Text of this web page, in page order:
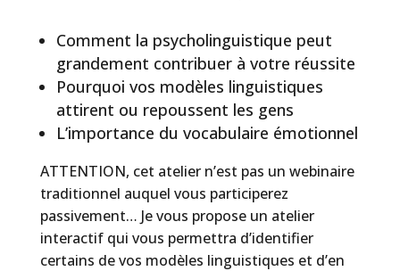
Comment la psycholinguistique peut
grandement contribuer à votre réussite
Pourquoi vos modèles linguistiques
attirent ou repoussent les gens
L’importance du vocabulaire émotionnel
ATTENTION, cet atelier n’est pas un webinaire
traditionnel auquel vous participerez
passivement… Je vous propose un atelier
interactif qui vous permettra d’identifier
certains de vos modèles linguistiques et d’en